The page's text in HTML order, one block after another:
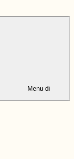
Menu di